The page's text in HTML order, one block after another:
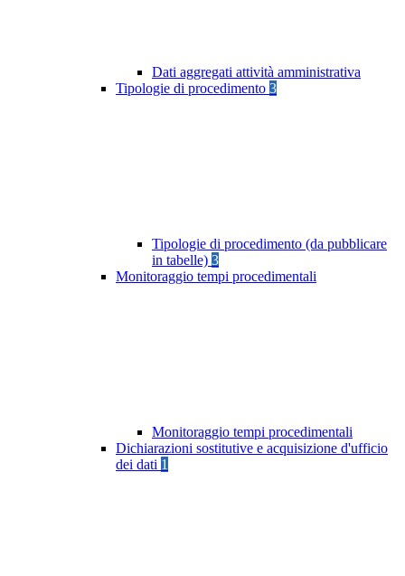
Dati aggregati attività amministrativa
Tipologie di procedimento 3
Tipologie di procedimento (da pubblicare
in tabelle) 3
Monitoraggio tempi procedimentali
Monitoraggio tempi procedimentali
Dichiarazioni sostitutive e acquisizione d'ufficio
dei dati 1